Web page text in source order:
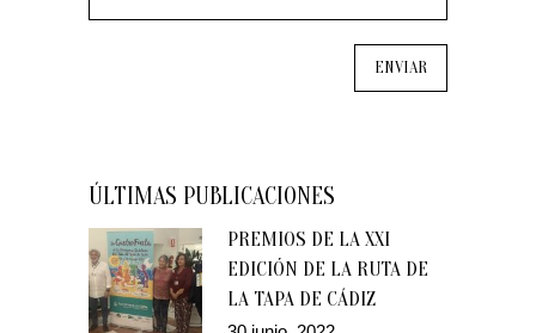
ÚLTIMAS PUBLICACIONES
PREMIOS DE LA XXI
EDICIÓN DE LA RUTA DE
LA TAPA DE CÁDIZ